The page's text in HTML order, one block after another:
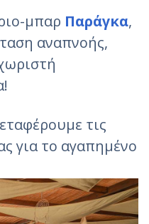
μπαρ Παράγκα,
αναπνοής,
τις
για το αγαπημένο